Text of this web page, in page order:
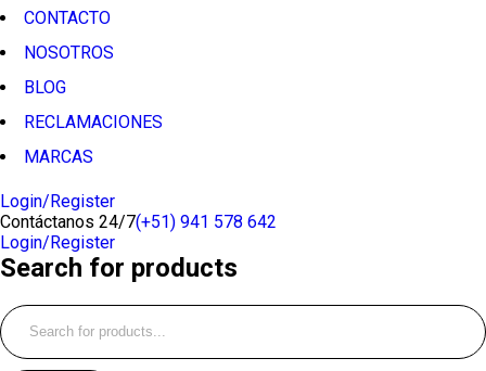
CONTACTO
NOSOTROS
BLOG
RECLAMACIONES
MARCAS
Login/Register
Contáctanos 24/7(+51) 941 578 642
Login/Register
Search for products